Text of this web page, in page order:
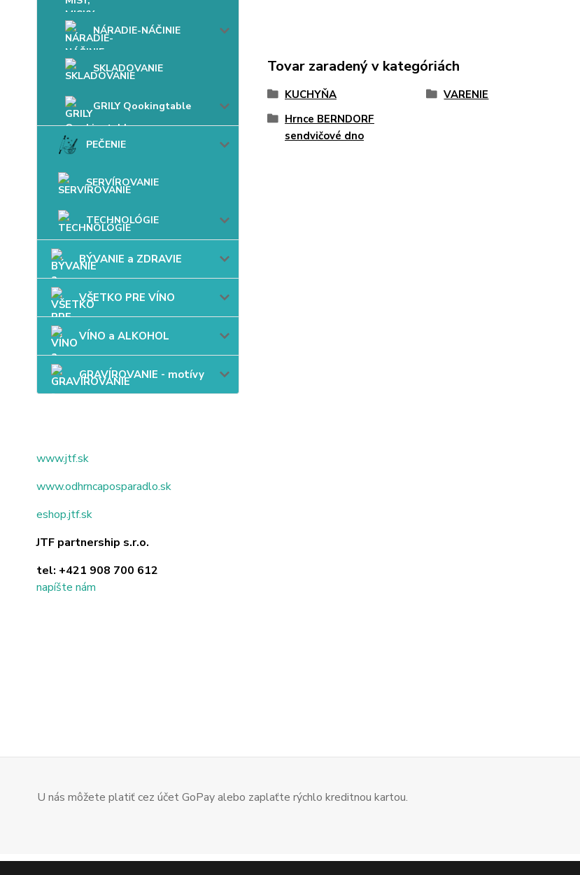
NÁRADIE-NÁČINIE
SKLADOVANIE
GRILY Qookingtable
PEČENIE
SERVÍROVANIE
TECHNOLÓGIE
BÝVANIE a ZDRAVIE
VŠETKO PRE VÍNO
VÍNO a ALKOHOL
GRAVÍROVANIE - motívy
www.jtf.sk
www.odhrncaposparadlo.sk
eshop.jtf.sk
JTF partnership s.r.o.
tel: +421 908 700 612
napíšte nám
Tovar zaradený v kategóriách
KUCHYŇA VARENIE
Hrnce BERNDORF
sendvičové dno
U nás môžete platiť cez účet GoPay alebo zaplaťte rýchlo kreditnou kartou.